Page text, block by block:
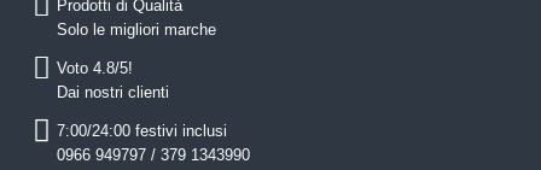
Prodotti di Qualità
Solo le migliori marche
Voto 4.8/5!
Dai nostri clienti
7:00/24:00 festivi inclusi
0966 949797 / 379 1343990